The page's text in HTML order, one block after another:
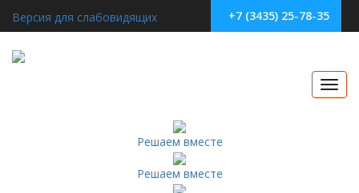
Версия для слабовидящих +7 (3435) 25-78-35
Решаем вместе
Решаем вместе